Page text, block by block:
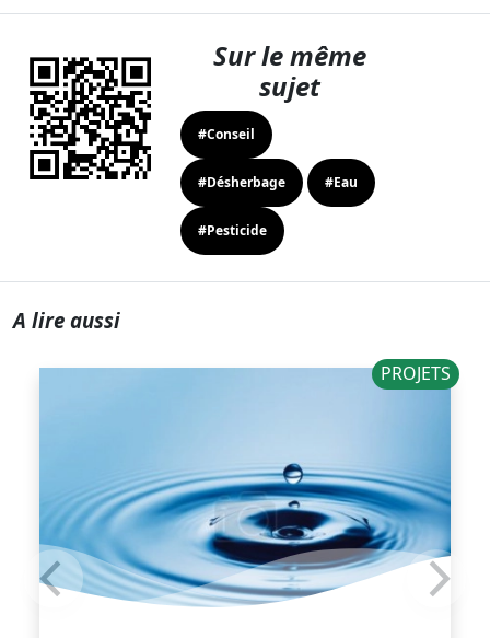
Sur le même
sujet
#Conseil
#Désherbage #Eau
#Pesticide
A lire aussi
PROJETS